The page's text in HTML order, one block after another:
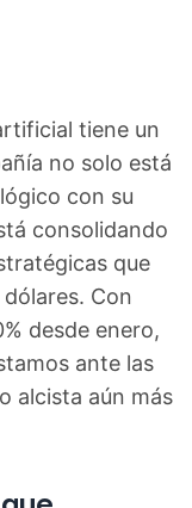
tiene un
no solo está
con su
consolidando
que
Con
desde enero,
ante las
alcista aún más